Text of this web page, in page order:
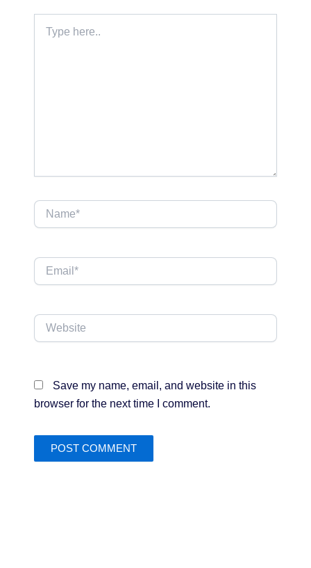
here..
Name*
Email*
Website
Save my name, email, and website in this
browser for the next time I comment.